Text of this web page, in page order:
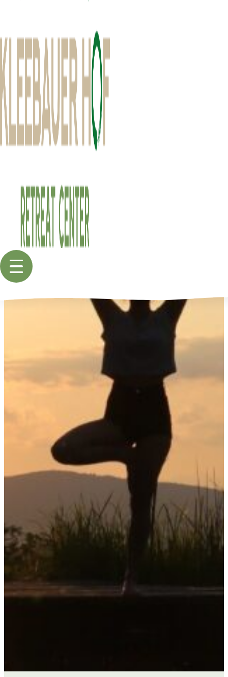
Menü
öffnen
KLEEBAUER HOF
ZIMMER
VERPFLEGUNG
ANREISE
HOF MIETEN
UNSERE TIERE
WANDERN
GALERIE